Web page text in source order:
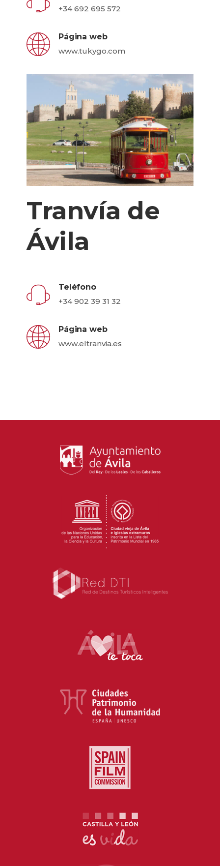
+34 692 695 572
Página web
www.tukygo.com
Tranvía de
Ávila
Teléfono
+34 902 39 31 32
Página web
www.eltranvia.es